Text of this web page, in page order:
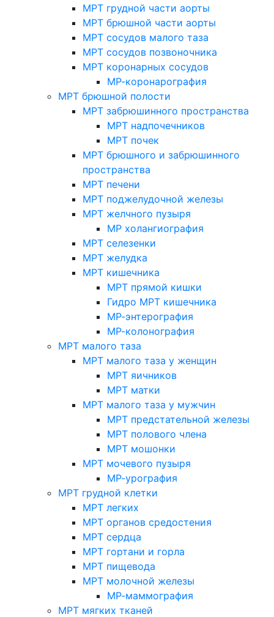
МРТ грудной части аорты
МРТ брюшной части аорты
МРТ сосудов малого таза
МРТ сосудов позвоночника
МРТ коронарных сосудов
МР-коронарография
МРТ брюшной полости
МРТ забрюшинного пространства
МРТ надпочечников
МРТ почек
МРТ брюшного и забрюшинного
пространства
МРТ печени
МРТ поджелудочной железы
МРТ желчного пузыря
МР холангиография
МРТ селезенки
МРТ желудка
МРТ кишечника
МРТ прямой кишки
Гидро МРТ кишечника
МР-энтерография
МР-колонография
МРТ малого таза
МРТ малого таза у женщин
МРТ яичников
МРТ матки
МРТ малого таза у мужчин
МРТ предстательной железы
МРТ полового члена
МРТ мошонки
МРТ мочевого пузыря
МР-урография
МРТ грудной клетки
МРТ легких
МРТ органов средостения
МРТ сердца
МРТ гортани и горла
МРТ пищевода
МРТ молочной железы
МР-маммография
МРТ мягких тканей